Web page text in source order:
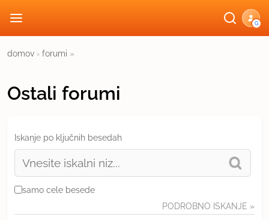
G
domov › forumi »
Ostali forumi
Iskanje po ključnih besedah
samo cele besede
PODROBNO ISKANJE »